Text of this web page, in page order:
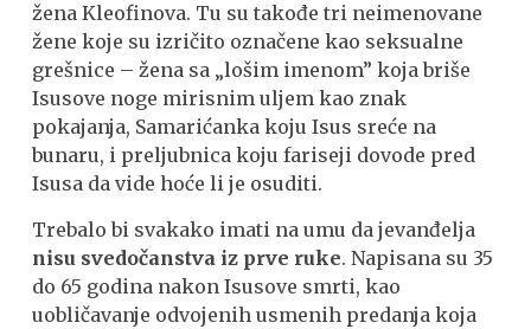
žena Kleofinova. Tu su takođe tri neimenovane
žene koje su izričito označene kao seksualne
grešnice – žena sa „lošim imenom” koja briše
Isusove noge mirisnim uljem kao znak
pokajanja, Samarićanka koju Isus sreće na
bunaru, i preljubnica koju fariseji dovode pred
Isusa da vide hoće li je osuditi.
Trebalo bi svakako imati na umu da jevanđelja
nisu svedočanstva iz prve ruke. Napisana su 35
do 65 godina nakon Isusove smrti, kao
uobličavanje odvojenih usmenih predanja koja